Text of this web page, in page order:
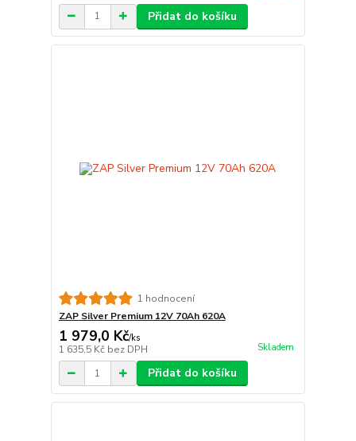
Přidat do košíku
1 hodnocení
ZAP Silver Premium 12V 70Ah 620A
1 979,0 Kč/ks
1 635,5 Kč bez DPH Skladem
Přidat do košíku